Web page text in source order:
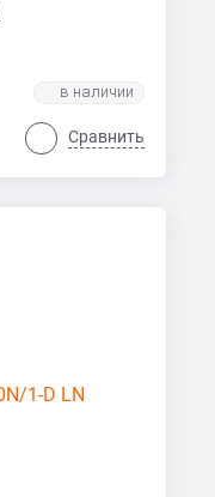
Сравнить